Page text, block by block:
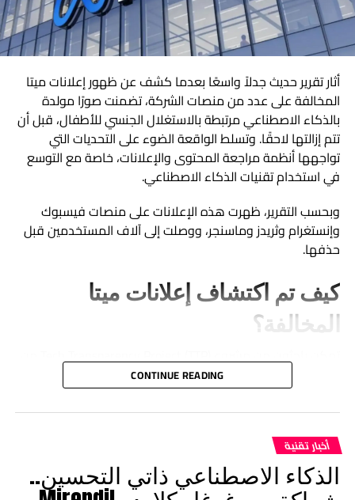
أثار تقرير حديث جدلاً واسعًا بعدما كشف عن ظهور إعلانات ميتا
المخالفة على عدد من منصات الشركة، تضمنت صورًا مولدة
بالذكاء الاصطناعي مرتبطة بالاستغلال الجنسي للأطفال، قبل أن
تتم إزالتها لاحقًا. وتسلط الواقعة الضوء على التحديات التي
تواجهها أنظمة مراجعة المحتوى والإعلانات، خاصة مع التوسع
في استخدام تقنيات الذكاء الاصطناعي.
وبحسب التقرير، ظهرت هذه الإعلانات على منصات فيسبوك
وإنستغرام وثريدز وماسنجر، ووصلت إلى آلاف المستخدمين قبل
حذفها.
كيف تم اكتشاف إعلانات ميتا
المخالفة؟
رصد إعلانات ميتا المخالفة عبر مكتبة الإعلانات الرسمية التابعة
للشركة، وهي منصة تتيح متابعة الإعلانات النشطة على مختلف
خدمات ميتا.
وأوضح التقرير أن الإعلانات نُشرت خلال الفترة الممتدة بين نوفمبر
2025 وأغسطس 2026، واحتوت على صور لأطفال مصحوبة
بعبارات تحمل إيحاءات غير لائقة، فيما قاد بعضها المستخدمين
CONTINUE READING
أخبار تقنية
الذكاء الاصطناعي ذاتي التحسين..